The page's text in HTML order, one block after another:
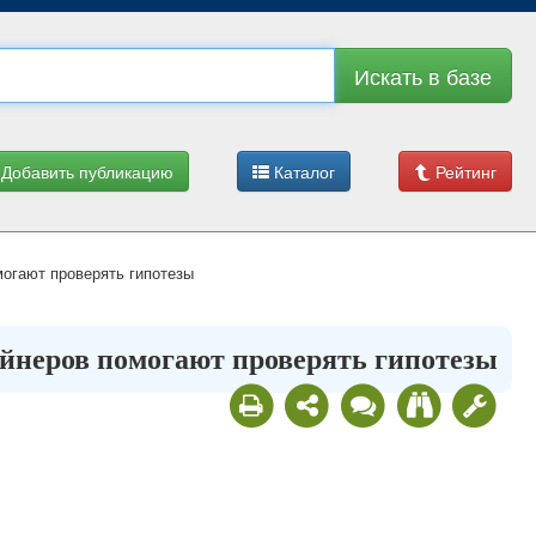
Искать в базе
Рейтинг
Каталог
публикацию
проверять гипотезы
помогают проверять гипотезы